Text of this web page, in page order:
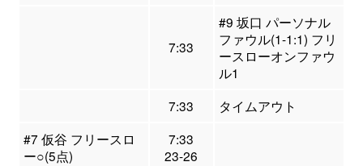
7:33
#9 坂口 パーソナル
ファウル(1-1:1) フリ
ースローオンファウ
ル1
7:33
タイムアウト
#7 仮谷 フリースロ
ー○(5点)
7:33
23-26